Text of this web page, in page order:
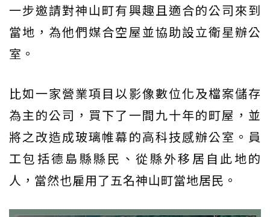
一步邀請對神山町有興趣且適合的公司來到
當地，為他們媒合空屋並協助設立衛星辦公
室。
比如一家營業項目以影像數位化及檔案儲存
為主的公司，買下了一間九十年的町屋，並
將之改造成玻璃帷幕的高科技感辦公室。員
工包括德島縣縣民、從縣外移居自此地的
人，當然也雇用了五名神山町當地居民。